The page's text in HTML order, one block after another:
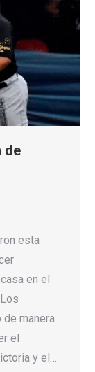
de
esta
en el
manera
el
y el…